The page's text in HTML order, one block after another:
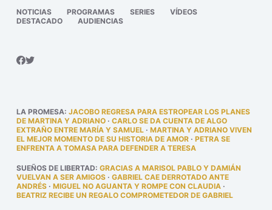
NOTICIAS PROGRAMAS SERIES
VÍDEOS
DESTACADO
AUDIENCIAS
LA PROMESA: JACOBO REGRESA PARA ESTROPEAR LOS PLANES
DE MARTINA Y ADRIANO· CARLO SE DA CUENTA DE ALGO
EXTRAÑO ENTRE MARÍA Y SAMUEL· MARTINA Y ADRIANO VIVEN
EL MEJOR MOMENTO DE SU HISTORIA DE AMOR· PETRA SE
ENFRENTA A TOMASA PARA DEFENDER A TERESA
SUEÑOS DE LIBERTAD: GRACIAS A MARISOL PABLO Y DAMIÁN
VUELVAN A SER AMIGOS· GABRIEL CAE DERROTADO ANTE
ANDRÉS· MIGUEL NO AGUANTA Y ROMPE CON CLAUDIA·
BEATRIZ RECIBE UN REGALO COMPROMETEDOR DE GABRIEL